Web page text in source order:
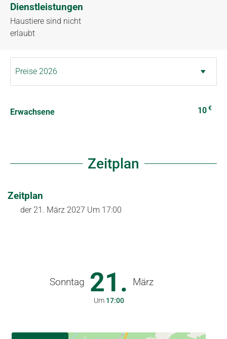
Dienstleistungen
Haustiere sind nicht
erlaubt
Erwachsene 10 €
Zeitplan
Zeitplan
der 21. März 2027 Um 17:00
Sonntag 21. März
Um 17:00